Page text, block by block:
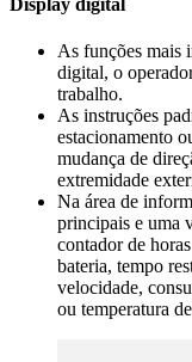
Display digital
As funções mais
digital, o
trabalho.
As instruções
estacionamento
mudança de
extremidade
Na área de
principais e uma
contador de
bateria, tempo
velocidade,
ou temperatura